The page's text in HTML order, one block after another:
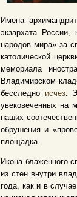
Имена
экзархата России,
народов мира» за
католической
мемориала
Владимирском
бесследно исчез.
увековеченных на
наших
обрушения и
площадка.
Икона блаженного
из стен внутри
года, как и в